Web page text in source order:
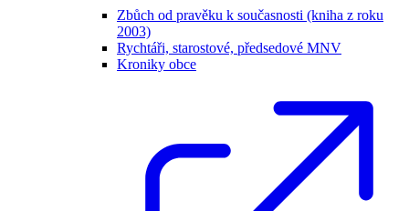
Zbůch od pravěku k současnosti (kniha z roku
2003)
Rychtáři, starostové, předsedové MNV
Kroniky obce